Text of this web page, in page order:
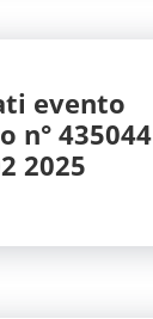
evento
n° 435044
2025